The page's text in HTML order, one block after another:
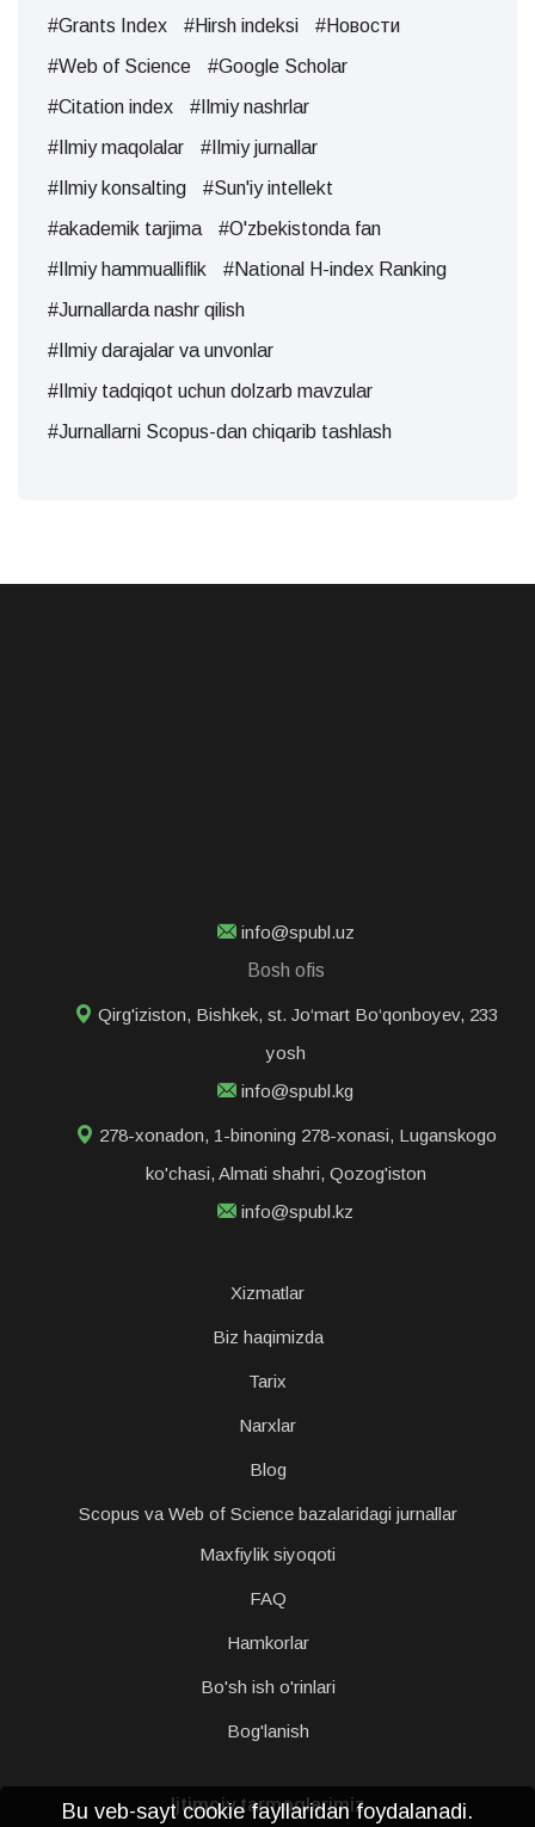
#Grants Index
#Hirsh indeksi
#Новости
#Web of Science
#Google Scholar
#Citation index
#Ilmiy nashrlar
#Ilmiy maqolalar
#Ilmiy jurnallar
#Ilmiy konsalting
#Sun'iy intellekt
#akademik tarjima
#O'zbekistonda fan
#Ilmiy hammualliflik
#National H-index Ranking
#Jurnallarda nashr qilish
#Ilmiy darajalar va unvonlar
#Ilmiy tadqiqot uchun dolzarb mavzular
#Jurnallarni Scopus-dan chiqarib tashlash
info@spubl.uz
Bosh ofis
Qirg'iziston, Bishkek, st. Jo‘mart Bo‘qonboyev, 233
yosh
info@spubl.kg
278-xonadon, 1-binoning 278-xonasi, Luganskogo
ko'chasi, Almati shahri, Qozog'iston
info@spubl.kz
Xizmatlar
Biz haqimizda
Tarix
Narxlar
Blog
Scopus va Web of Science bazalaridagi jurnallar
Maxfiylik siyoqoti
FAQ
Hamkorlar
Bo'sh ish o'rinlari
Bog'lanish
Ijtimoiy tarmoqlarimiz
Bu veb-sayt cookie fayllaridan foydalanadi.